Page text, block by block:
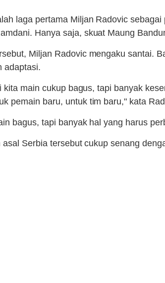
laga pertama Miljan Radovic
Hanya saja, skuat Maung
Miljan Radovic mengaku santai.
adaptasi.
kita main cukup bagus, tapi banyak
pemain baru, untuk tim baru," kata
bagus, tapi banyak hal yang harus
Serbia tersebut cukup senang